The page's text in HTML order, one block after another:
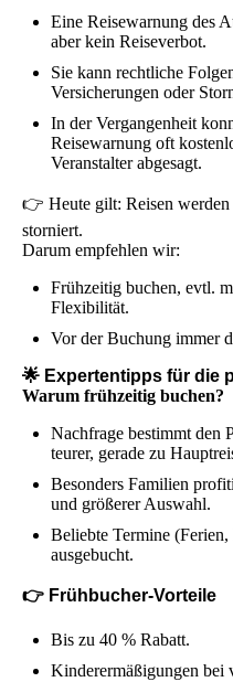
Eine Reisewarnung des
aber kein Reiseverbot.
Sie kann rechtliche
Versicherungen oder
In der Vergangenheit
Reisewarnung oft
Veranstalter abgesagt.
👉 Heute gilt: Reisen werden
storniert.
Darum empfehlen wir:
Frühzeitig buchen, evtl.
Flexibilität.
Vor der Buchung immer
🌟 Expertentipps für die
Warum frühzeitig buchen?
Nachfrage bestimmt den
teurer, gerade zu
Besonders Familien
und größerer Auswahl.
Beliebte Termine
ausgebucht.
👉 Frühbucher-Vorteile
Bis zu 40 % Rabatt.
Kinderermäßigungen bei